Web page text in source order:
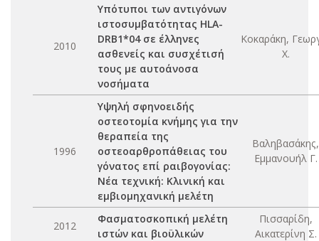
2010
Υπότυποι των αντιγόνων
ιστοσυμβατότητας HLA-
DRB1*04 σε έλληνες
ασθενείς και συσχέτισή
τους με αυτοάνοσα
νοσήματα
Κοκαράκη,
Χ.
1996
Υψηλή σφηνοειδής
οστεοτομία κνήμης για την
θεραπεία της
οστεοαρθροπάθειας του
γόνατος επί ραιβογονίας:
Νέα τεχνική: Κλινική και
εμβιομηχανική μελέτη
Βαληβασάκης,
Εμμανουήλ Γ.
2012
Φασματοσκοπική μελέτη
ιστών και βιοϋλικών
Πισσαρίδη,
Αικατερίνη Σ.